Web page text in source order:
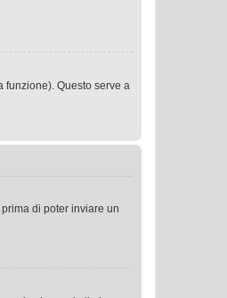
funzione). Questo serve a
di poter inviare un